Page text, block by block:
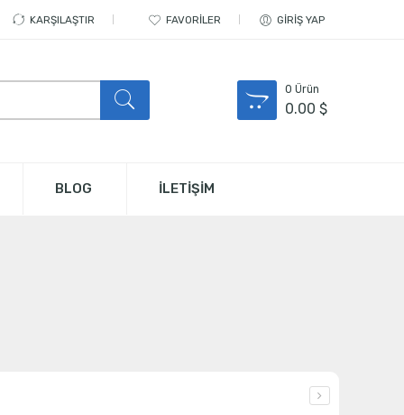
KARŞILAŞTIR FAVORILER GIRIŞ YAP
0 Ürün
0.00$
BLOG İLETİŞİM